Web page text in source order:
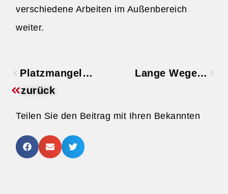
verschiedene Arbeiten im Außenbereich
weiter.
Platzmangel…
Lange Wege…
zurück
Teilen Sie den Beitrag mit Ihren Bekannten